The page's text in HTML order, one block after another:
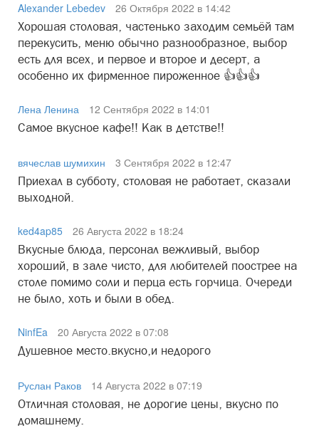
Alexander Lebedev
26 Октября 2022 в 14:42
Хорошая столовая, частенько заходим семьёй там
перекусить, меню обычно разнообразное, выбор
есть для всех, и первое и второе и десерт, а
особенно их фирменное пироженное 👍👍👍
Лена Ленина
12 Сентября 2022 в 14:01
Самое вкусное кафе!! Как в детстве!!
вячеслав шумихин
3 Сентября 2022 в 12:47
Приехал в субботу, столовая не работает, сказали
выходной.
ked4ap85
26 Августа 2022 в 18:24
Вкусные блюда, персонал вежливый, выбор
хороший, в зале чисто, для любителей поострее на
столе помимо соли и перца есть горчица. Очереди
не было, хоть и были в обед.
NinfEa
20 Августа 2022 в 07:08
Душевное место.вкусно,и недорого
Руслан Раков
14 Августа 2022 в 07:19
Отличная столовая, не дорогие цены, вкусно по
домашнему.